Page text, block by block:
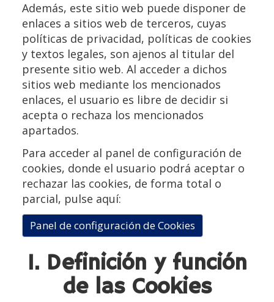
Además, este sitio web puede disponer de
enlaces a sitios web de terceros, cuyas
políticas de privacidad, políticas de cookies
y textos legales, son ajenos al titular del
presente sitio web. Al acceder a dichos
sitios web mediante los mencionados
enlaces, el usuario es libre de decidir si
acepta o rechaza los mencionados
apartados.
Para acceder al panel de configuración de
cookies, donde el usuario podrá aceptar o
rechazar las cookies, de forma total o
parcial, pulse aquí:
Panel de configuración de Cookies
1. Definición y función
de las Cookies